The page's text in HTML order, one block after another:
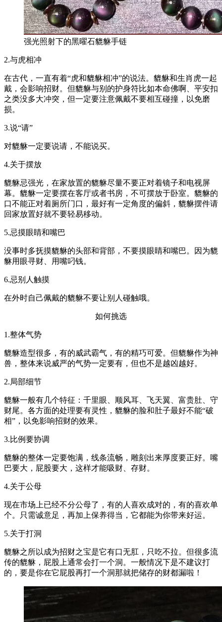
强光照射下的黑曜石貔貅手链
2.与虎相冲
在古代，一直有着“虎和貔貅相冲”的说法。貔貅和生肖虎一起
戴，会影响招财。但貔貅与别的护身符比如本命佛啊、平安扣
之类没多大冲突，但一定要注意佩戴不要相互碰撞，以免磨
损。
3.说“请”
对貔貅一定要说请，不能说买。
4.关于摆放
貔貅忌强光，在家放置的貔貅尽量不要正对着镜子和电视屏
幕。貔貅一定要摆在客厅或者书房，不可摆放于卧室。貔貅的
口不能正对着厕所门口，最好有一定角度的偏斜，貔貅摆件请
回家放置好就不要轻易移动。
5.忌摸眼睛和嘴巴
没事时多抚摸貔貅的头部和背部，不要摸眼睛和嘴巴。因为貔
貅用眼寻财、用嘴叼钱。
6.忌别人触摸
在外时自己佩戴的貔貅不要让别人碰触哦。
如何挑选
1.整体气势
貔貅造型很多，有的威武霸气，有的精巧可爱。但貔貅作为神
兽，整体来说威严的气势一定要有，但也不是越凶越好。
2.局部细节
貔貅一般有几个特征：千里眼、顺风耳、飞天翼、富贵肚、守
财尾。各方面的处理要有灵性，貔貅的脸和肚子最好不能“破
相”，以免影响招财的效果。
3.比例要协调
貔貅的整体一定要饱满，线条流畅，雕刻出来厚度要正好。嘴
巴要大，屁股要大，这样才能吸财、存财。
4.关于公母
现在市场上已经不分公母了，有的人喜欢成对的，有的喜欢单
个。只需诚意足，再加上保养得当，它都能为你带来好运。
5.关于打洞
貔貅之所以成为招财之宝是它有口无肛，只吃不拉。但很多流
传的貔貅，屁股上通常会打一个洞。一般情况下是不建议打
的，要是你在它屁股再打一个洞那就把储存的财都漏啦！